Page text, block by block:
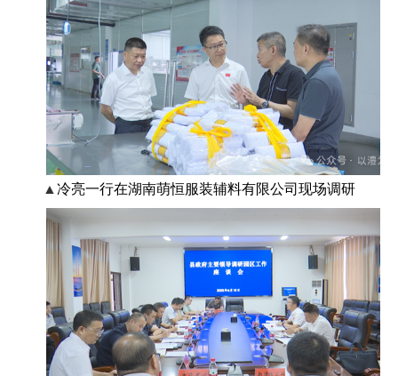
▲ 冷亮一行在湖南萌恒服装辅料有限公司现场调研